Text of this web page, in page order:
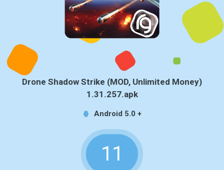
Drone Shadow Strike (MOD, Unlimited Money)
1.31.257.apk
Android 5.0 +
11